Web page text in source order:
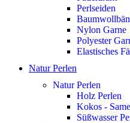
Perlseiden
Nylon Garne
Polyester
Elastisches
Natur Perlen
Natur Perlen
Holz Perlen
Kokos -
Süßwasser